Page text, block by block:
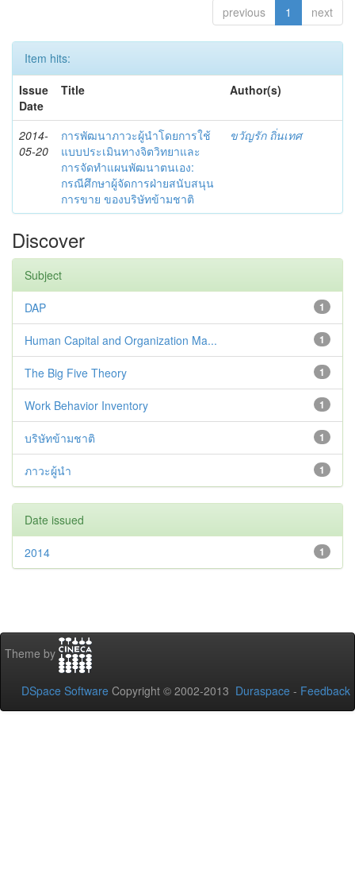
previous 1 next
Item hits:
Issue
Date
Title Author(s)
2014-
05-20
การพัฒนาภาวะผู้นำโดยการใช้
แบบประเมินทางจิตวิทยาและ
การจัดทำแผนพัฒนาตนเอง:
กรณีศึกษาผู้จัดการฝ่ายสนับสนุน
การขาย ของบริษัทข้ามชาติ
ขวัญรัก ถิ่นเทศ
Discover
Subject
1
DAP
1
Human Capital and Organization Ma...
1
The Big Five Theory
1
Work Behavior Inventory
1
บริษัทข้ามชาติ
1
ภาวะผู้นำ
Date issued
1
2014
Theme by
DSpace Software Copyright © 2002-2013 Duraspace - Feedback